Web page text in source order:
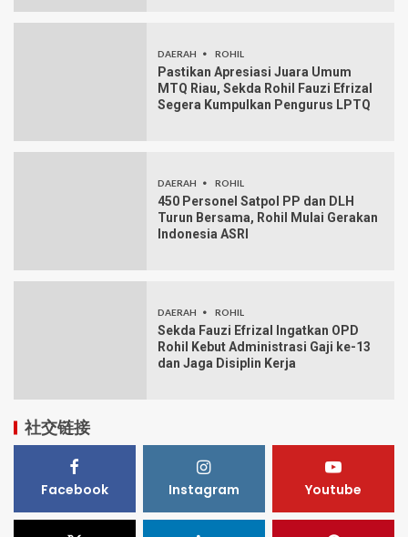
DAERAH ROHIL
Pastikan Apresiasi Juara Umum
MTQ Riau, Sekda Rohil Fauzi Efrizal
Segera Kumpulkan Pengurus LPTQ
DAERAH ROHIL
450 Personel Satpol PP dan DLH
Turun Bersama, Rohil Mulai Gerakan
Indonesia ASRI
DAERAH ROHIL
Sekda Fauzi Efrizal Ingatkan OPD
Rohil Kebut Administrasi Gaji ke-13
dan Jaga Disiplin Kerja
社交链接
Facebook Instagram Youtube